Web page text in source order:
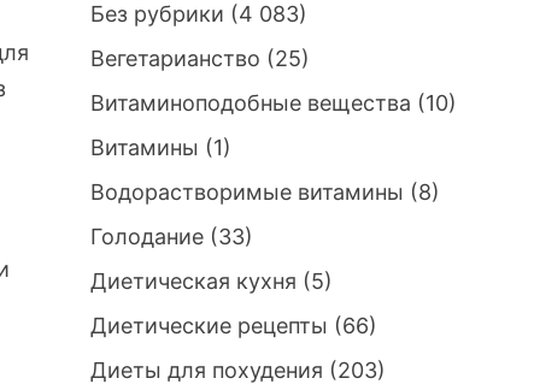
Без рубрики (4 083)
Вегетарианство (25)
Витаминоподобные вещества (10)
Витамины (1)
Водорастворимые витамины (8)
Голодание(33)
Диетическая кухня (5)
Диетические рецепты (66)
Диеты для похудения (203)